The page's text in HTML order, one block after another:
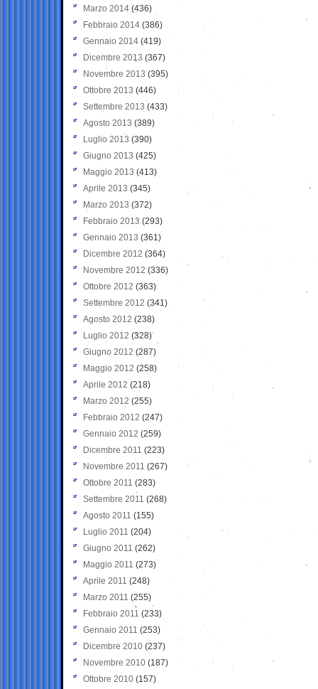
Marzo 2014 (436)
Febbraio 2014 (386)
Gennaio 2014 (419)
Dicembre 2013 (367)
Novembre 2013 (395)
Ottobre 2013 (446)
Settembre 2013 (433)
Agosto 2013 (389)
Luglio 2013 (390)
Giugno 2013 (425)
Maggio 2013 (413)
Aprile 2013 (345)
Marzo 2013 (372)
Febbraio 2013 (293)
Gennaio 2013 (361)
Dicembre 2012 (364)
Novembre 2012 (336)
Ottobre 2012 (363)
Settembre 2012 (341)
Agosto 2012 (238)
Luglio 2012 (328)
Giugno 2012 (287)
Maggio 2012 (258)
Aprile 2012 (218)
Marzo 2012 (255)
Febbraio 2012 (247)
Gennaio 2012 (259)
Dicembre 2011 (223)
Novembre 2011 (267)
Ottobre 2011 (283)
Settembre 2011 (268)
Agosto 2011 (155)
Luglio 2011 (204)
Giugno 2011 (262)
Maggio 2011 (273)
Aprile 2011 (248)
Marzo 2011 (255)
Febbraio 2011 (233)
Gennaio 2011 (253)
Dicembre 2010 (237)
Novembre 2010 (187)
Ottobre 2010 (157)